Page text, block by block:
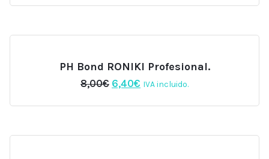
originalactual
PH Bond RONIKI Profesional.
8,00€ El
original
6,40€ El
actual
IVA incluido.